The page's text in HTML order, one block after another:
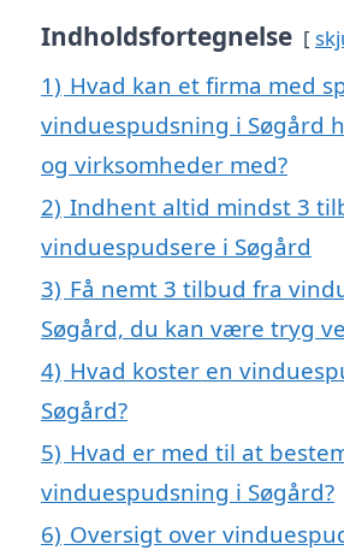
Indholdsfortegnelse
1) Hvad kan et firma med
vinduespudsning i Søgård
og virksomheder med?
2) Indhent altid mindst 3
vinduespudsere i Søgård
3) Få nemt 3 tilbud fra
Søgård, du kan være tryg
4) Hvad koster en
Søgård?
5) Hvad er med til at
vinduespudsning i Søgård?
6) Oversigt over